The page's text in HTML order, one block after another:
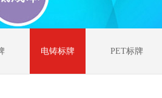
电铸标牌 PET标牌